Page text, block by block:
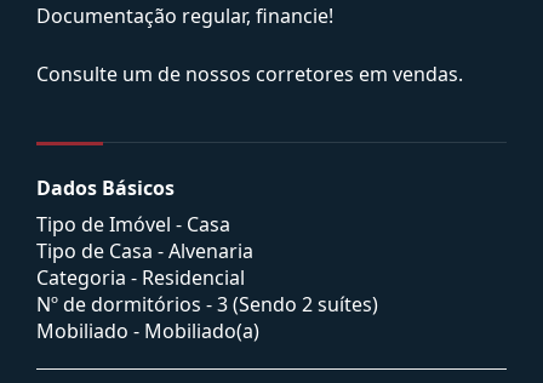
Documentação regular, financie!
Consulte um de nossos corretores em vendas.
Dados Básicos
Tipo de Imóvel - Casa
Tipo de Casa - Alvenaria
Categoria - Residencial
Nº de dormitórios - 3 (Sendo 2 suítes)
Mobiliado - Mobiliado(a)